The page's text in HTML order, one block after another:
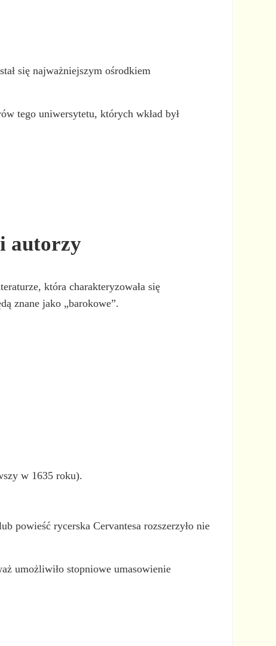
się najważniejszym ośrodkiem
tego uniwersytetu, których wkład był
autorzy
która charakteryzowała się
znane jako „barokowe”.
w 1635 roku).
powieść rycerska Cervantesa rozszerzyło nie
umożliwiło stopniowe umasowienie